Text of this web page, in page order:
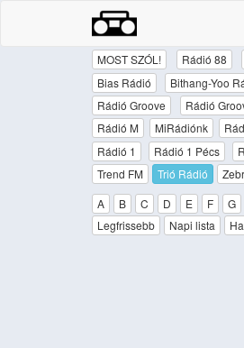
MOST SZÓL! Rádió 88
Bias Rádió
Bithang-Yoo
Rádió Groove
Rádió
Rádió M
MiRádiónk
Rádió 1
Rádió 1 Pécs
Trend FM
Trió Rádió
A
B C D E F G
Legfrissebb
Napi lista